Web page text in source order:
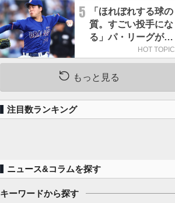
だきました」／憧れ
の人からの金言
5
「ほれぼれする球の
質。すごい投手にな
る」パ・リーグが驚
いた「中日の左腕」
は
HOT TOPIC
もっと見る
注目数ランキング
ニュース&コラムを探す
キーワードから探す